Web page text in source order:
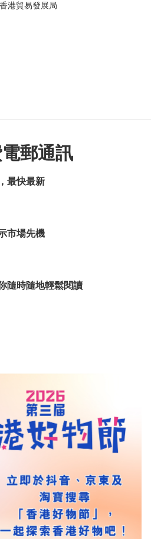
香港貿易發展局
郵通訊
最快最新
市場先機
隨時隨地輕鬆閱讀